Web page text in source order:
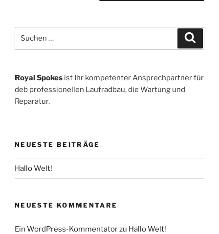
nach:
Royal Spokes ist Ihr kompetenter Ansprechpartner für
deb professionellen Laufradbau, die Wartung und
Reparatur.
NEUESTE BEITRÄGE
Hallo Welt!
NEUESTE KOMMENTARE
Ein WordPress-Kommentatorzu Hallo Welt!